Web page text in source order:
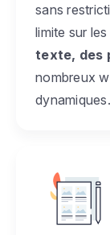
sans
limite sur
texte, des
nombreux
dynamiques.